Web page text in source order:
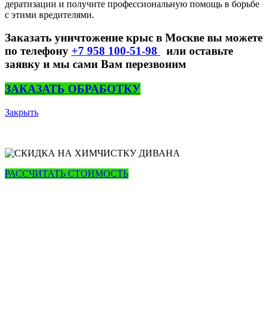
дератизации и получите профессиональную помощь в борьбе
с этими вредителями.
Заказать уничтожение крыс в Москве вы можете
по телефону +7 958 100-51-98
или оставьте
заявку и мы сами Вам перезвоним
ЗАКАЗАТЬ ОБРАБОТКУ
Закрыть
РАССЧИТАТЬ СТОИМОСТЬ